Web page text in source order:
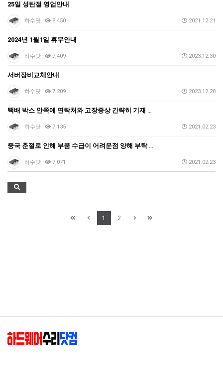
25일 성탄절 영업안내
하수닷 8,450 2021.12.21
2024년 1월1일 휴무안내
하수닷 7,409 2023.12.30
서버장비교체안내
하수닷 7,209 2023.12.28
택배 박스 안쪽에 연락처와 고장증상 간략히 기재 부탁
하수닷 7,135 2021.02.23
중국 춘절로 인해 부품 수급이 어려운점 양해 부탁 드립…
하수닷 7,071 2021.02.23
1 2